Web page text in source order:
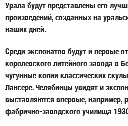
Урала будут представлены его
произведений, созданных на
наших дней.
Среди экспонатов будут и первые
королевского литейного завода в
чугунные копии классических
Лансере. Челябинцы увидят и
выставляются впервые, например,
фабрично-заводского училища